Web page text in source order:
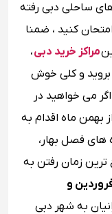
ساحلی دبی رفته
کنید ، ضمنا
مراکز خرید دبی،
و کلی خوش
می خواهید در
بهمن ماه اقدام به
های فصل بهار،
زمان رفتن به
و
به شهر دبی